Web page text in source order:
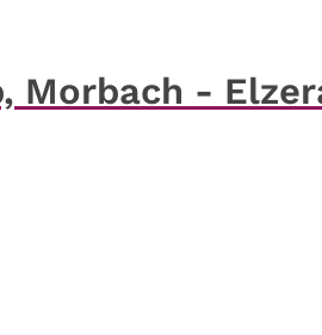
Morbach -